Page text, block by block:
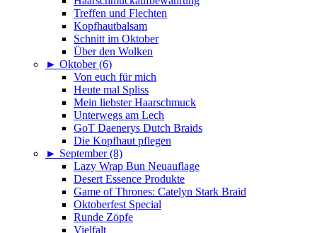
Treffen und Flechten
Kopfhautbalsam
Schnitt im Oktober
Über den Wolken
► Oktober (6)
Von euch für mich
Heute mal Spliss
Mein liebster Haarschmuck
Unterwegs am Lech
GoT Daenerys Dutch Braids
Die Kopfhaut pflegen
► September (8)
Lazy Wrap Bun Neuauflage
Desert Essence Produkte
Game of Thrones: Catelyn Stark Braid
Oktoberfest Special
Runde Zöpfe
Vielfalt